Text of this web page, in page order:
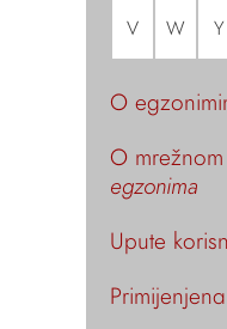
V W Y
O
O
egzonima
Upute